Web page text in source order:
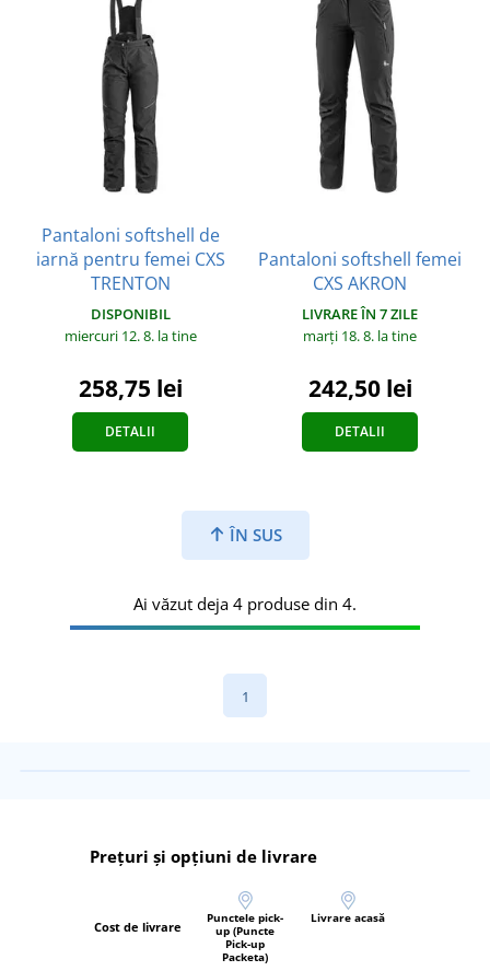
Pantaloni softshell de
iarnă pentru femei CXS
TRENTON
DISPONIBIL
miercuri 12. 8. la tine
258,75 lei
DETALII
Pantaloni softshell femei
CXS AKRON
LIVRARE ÎN 7 ZILE
marți 18. 8. la tine
242,50 lei
DETALII
ÎN SUS
Ai văzut deja 4 produse din 4.
1
Prețuri și opțiuni de livrare
Cost de livrare
Punctele pick-
up (Puncte
Pick-up
Packeta)
Livrare acasă